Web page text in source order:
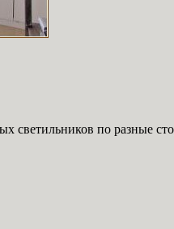
светильников по разные